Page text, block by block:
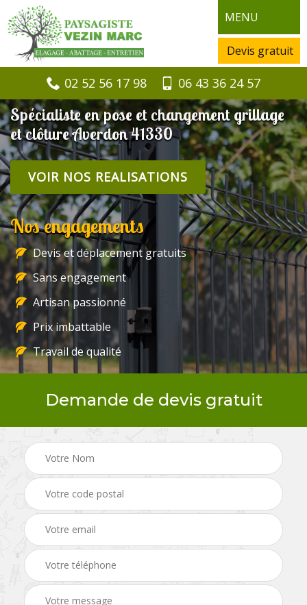
MENU
Devis gratuit
02 52 56 17 98 06 43 36 24 57
Spécialiste en pose et changement grillage
et clôture Averdon 41330
VOIR NOS REALISATIONS
Nos engagements
Devis et déplacement gratuits
Sans engagement
Artisan passionné
Prix imbattable
Travail de qualité
Demande de devis gratuit